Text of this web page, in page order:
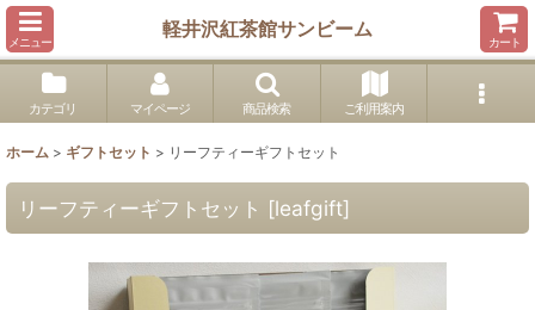
メニュー
軽井沢紅茶館サンビーム
カート
カテゴリ マイページ 商品検索 ご利用案内
ホーム > ギフトセット > リーフティーギフトセット
リーフティーギフトセット [leafgift]